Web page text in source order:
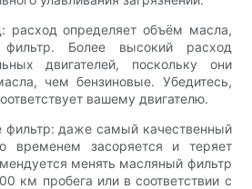
расход определяет объём масла,
Более высокий расход
двигателей, поскольку они
чем бензиновые. Убедитесь,
вашему двигателю.
фильтр: даже самый качественный
временем засоряется и теряет
менять масляный фильтр
км пробега или в соответствии с